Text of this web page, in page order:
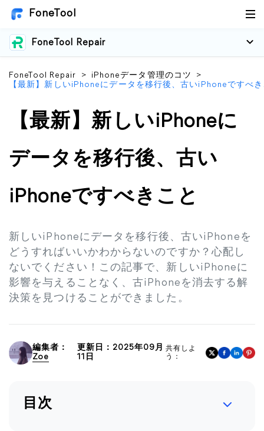
FoneTool
FoneTool Repair
FoneTool Repair > iPhoneデータ管理のコツ
>
【最新】新しいiPhoneにデータを移行後、古いiPhoneですべ
【最新】新しいiPhoneに
データを移行後、古い
iPhoneですべきこと
新しいiPhoneにデータを移行後、古いiPhoneを
どうすればいいかわからないのですか？心配し
ないでください！この記事で、新しいiPhoneに
影響を与えることなく、古iPhoneを消去する解
決策を見つけることができました。
編集者：
Zoe
更新日：2025年09月
11日
共有しよ
う：
目次